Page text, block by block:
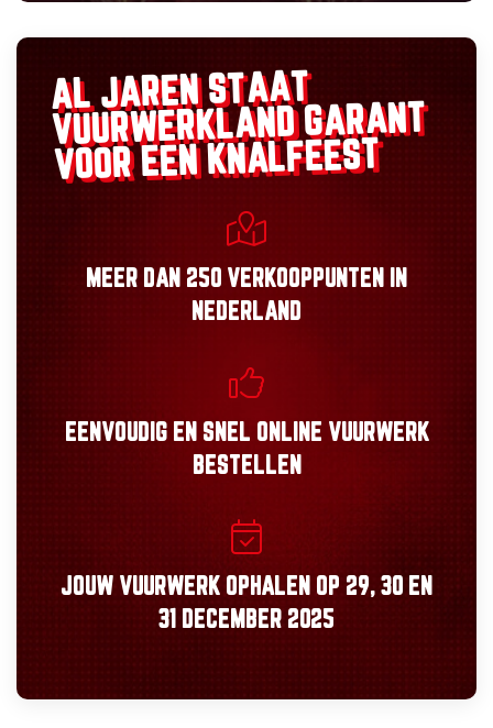
AL JAREN STAAT
VUURWERKLANDGARANT
VOOR EEN KNALFEEST
MEER DAN 250 VERKOOPPUNTEN
IN
NEDERLAND
EENVOUDIGEN SNEL ONLINE VUURWERK
BESTELLEN
JOUW VUURWERK OPHALEN OP 29, 30 EN
31 DECEMBER 2025